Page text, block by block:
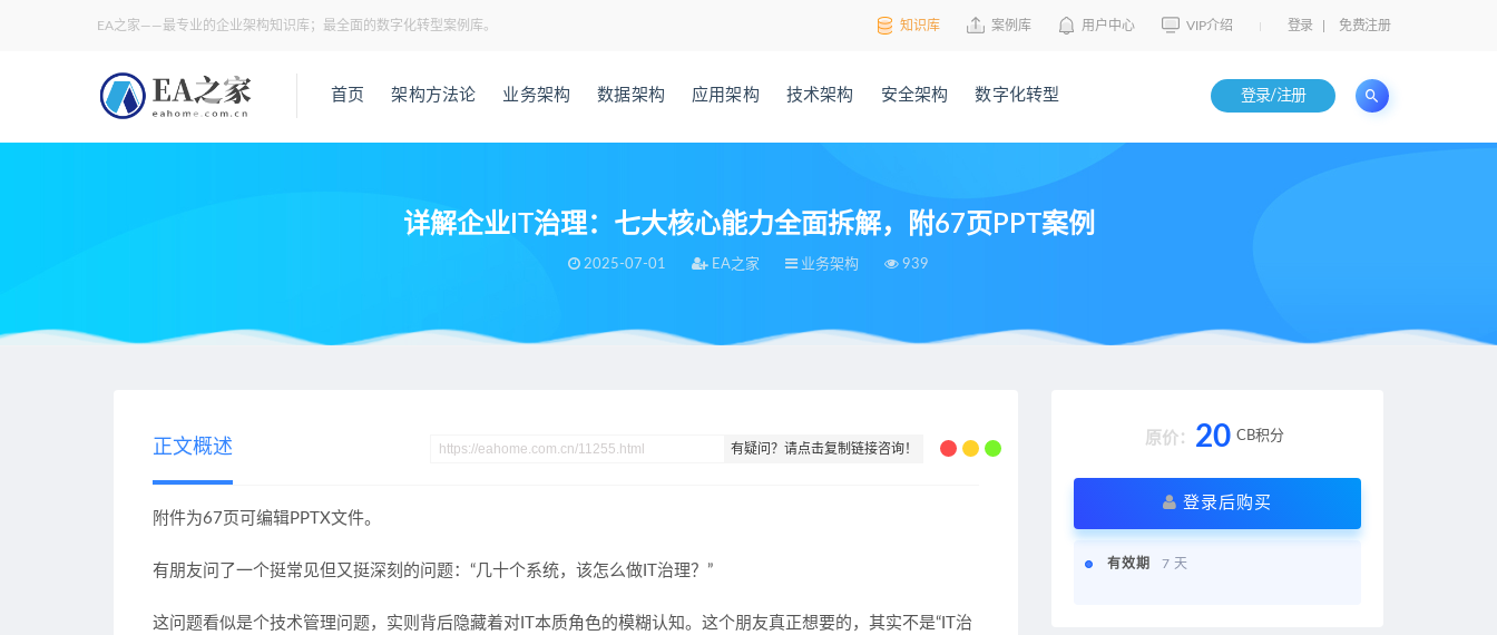
EA之家——最专业的企业架构知识库；最全面的数字化转型案例库。 知识库 案例库 用户中心 VIP介绍 登录 免费注册
首页 架构方法论 业务架构 数据架构 应用架构 技术架构 安全架构 数字化转型 登录/注册
详解企业IT治理：七大核心能力全面拆解，附67页PPT案例
2025-07-01 EA之家 业务架构 939
业务架构 详解企业IT治理：七大核心能力全面拆解，附67页PPT案例
有疑问？请点击复制链接咨询！
正文概述
附件为67页可编辑PPTX文件。
有朋友问了一个挺常见但又挺深刻的问题：“几十个系统，该怎么做IT治理？”
这问题看似是个技术管理问题，实则背后隐藏着对IT本质角色的模糊认知。这个朋友真正想要的，其实不是“IT治
原价： 20 CB积分
登录后购买
有效期 7 天